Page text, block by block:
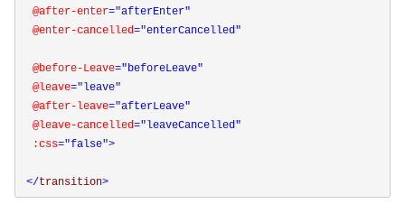
  @after-enter
="afterEnter"
  @enter-cancelled
="enterCancelled"
  @before-Leave
="beforeLeave"
  @leave
="leave"
  @after-leave
="afterLeave"
  @leave-cancelled
="leaveCancelled"
  :css
="false">
</transition>